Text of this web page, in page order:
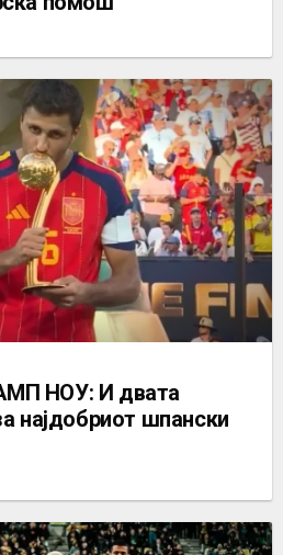
НОУ: И двата
најдобриот шпански